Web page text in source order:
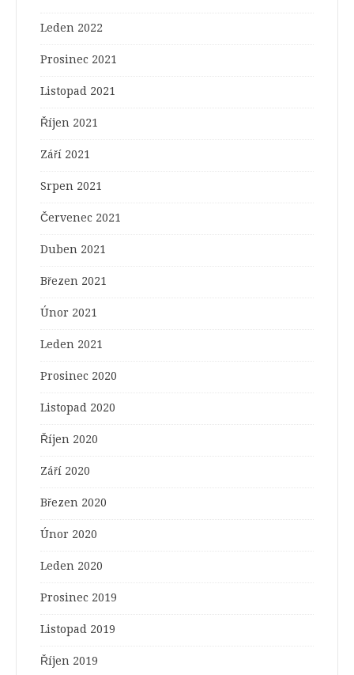
Leden 2022
Prosinec 2021
Listopad 2021
Říjen 2021
Září 2021
Srpen 2021
Červenec 2021
Duben 2021
Březen 2021
Únor 2021
Leden 2021
Prosinec 2020
Listopad 2020
Říjen 2020
Září 2020
Březen 2020
Únor 2020
Leden 2020
Prosinec 2019
Listopad 2019
Říjen 2019